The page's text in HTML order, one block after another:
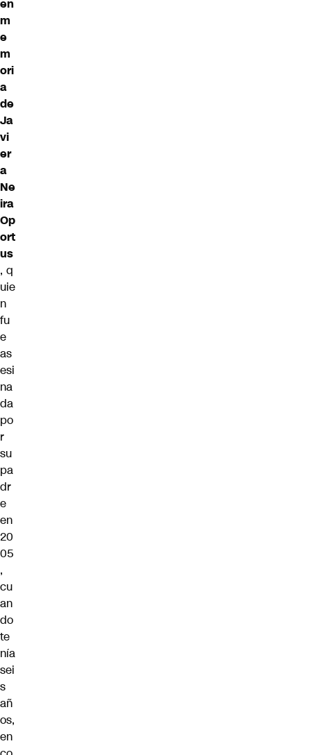
en
m
e
m
ori
a
de
Ja
vi
er
a
Ne
ira
Op
ort
us
, q
uie
n
fu
e
as
esi
na
da
po
r
su
pa
dr
e
en
20
05
,
cu
an
do
te
nía
sei
s
añ
os,
en